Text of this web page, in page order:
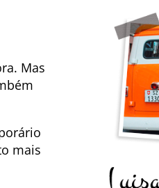
Mas
mais